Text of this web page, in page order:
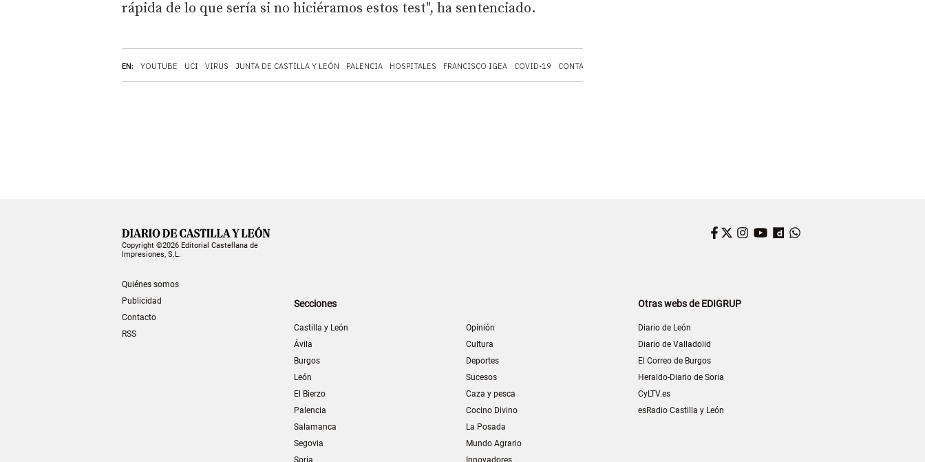
EN: YOUTUBE UCI VIRUS JUNTA DE CASTILLA Y LEÓN PALENCIA HOSPITALES FRANCISCO IGEA COVID-19 CONTAGIOS
rápida de lo que sería si no hiciéramos estos test", ha sentenciado.
Copyright ©2026 Editorial Castellana de
Impresiones, S.L.
Quiénes somos
Publicidad
Contacto
RSS
Facebook
Twitter
Instagram
YouTube
Dailymotion
Secciones
Castilla y León
Ávila
Burgos
León
El Bierzo
Palencia
Salamanca
Segovia
Soria
Opinión
Cultura
Deportes
Sucesos
Caza y pesca
Cocino Divino
La Posada
Mundo Agrario
Innovadores
Otras webs de EDIGRUP
Diario de León
Diario de Valladolid
El Correo de Burgos
Heraldo-Diario de Soria
CyLTV.es
esRadio Castilla y León